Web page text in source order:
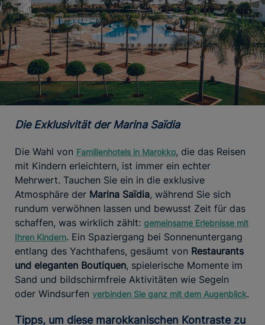
Die Exklusivität der Marina Saïdia
Die Wahl von Familienhotels in Marokko, die das Reisen
mit Kindern erleichtern, ist immer ein echter
Mehrwert. Tauchen Sie ein in die exklusive
Atmosphäre der Marina Saïdia, während Sie sich
rundum verwöhnen lassen und bewusst Zeit für das
schaffen, was wirklich zählt: gemeinsame Erlebnisse mit
Ihren Kindern. Ein Spaziergang bei Sonnenuntergang
entlang des Yachthafens, gesäumt von Restaurants
und eleganten Boutiquen, spielerische Momente im
Sand und bildschirmfreie Aktivitäten wie Segeln
oder Windsurfen verbinden Sie ganz mit dem Augenblick.
Tipps, um diese marokkanischen Kontraste zu